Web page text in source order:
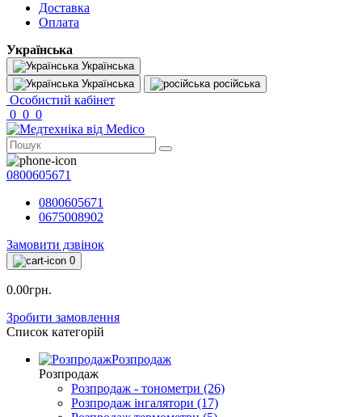
Доставка
Оплата
Українська
Українська
Українська
російська
Особистий кабінет
0 0 0
0800605671
0800605671
0675008902
Замовити дзвінок
0
0.00грн.
Зробити замовлення
Список категорій
Розпродаж
Розпродаж
Розпродаж - тонометри (26)
Розпродаж інгалятори (17)